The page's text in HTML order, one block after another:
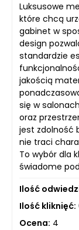
Luksusowe
które chcą
gabinet w
design
standardzie
jakością
się w
oraz
jest zdolność
nie traci
To wybór dla
świadome
Ilość
Ilość kliknięć:
Ocena: 4